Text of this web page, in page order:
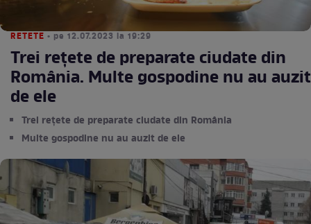
RETETE • pe 12.07.2023 la 19:29
Trei rețete de preparate ciudate din
România. Multe gospodine nu au auzit
de ele
Trei rețete de preparate ciudate din România
Multe gospodine nu au auzit de ele